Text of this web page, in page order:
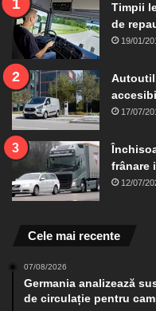
Timpii
de
19/01/
17/07/
frânare
12/07/
Cele mai recente
07/08/2026
Germania analizează
de circulație pentru